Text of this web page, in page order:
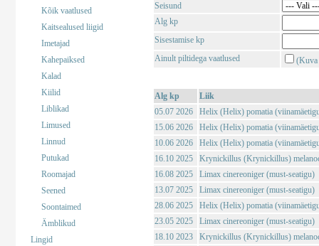
Kõik vaatlused
Kaitsealused liigid
Imetajad
Kahepaiksed
Kalad
Kiilid
Liblikad
Limused
Linnud
Putukad
Roomajad
Seened
Soontaimed
Ämblikud
Lingid
Seisund
Alg kp
Sisestamise kp
Ainult piltidega vaatlused
(Kuva
Alg kp
Liik
05.07 2026
Helix (Helix) pomatia
15.06 2026
Helix (Helix) pomatia
10.06 2026
Helix (Helix) pomatia
16.10 2025
Krynickillus (Krynickillus)
16.08 2025
Limax cinereoniger (must-seatigu)
13.07 2025
Limax cinereoniger (must-seatigu)
28.06 2025
Helix (Helix) pomatia
23.05 2025
Limax cinereoniger (must-seatigu)
18.10 2023
Krynickillus (Krynickillus)